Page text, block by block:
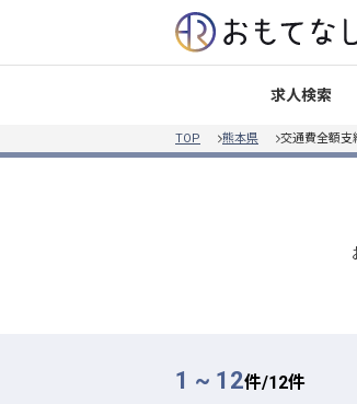
求人検索
TOP 熊本県 交通費全額支
1 ~ 12件/12件